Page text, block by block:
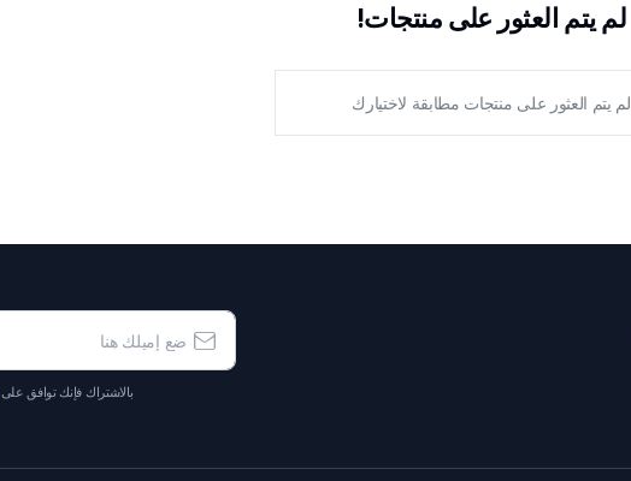
لم يتم العثور على منتجات!
لم يتم العثور على منتجات مطابقة لاختيارك
بالاشتراك فإنك توافق على